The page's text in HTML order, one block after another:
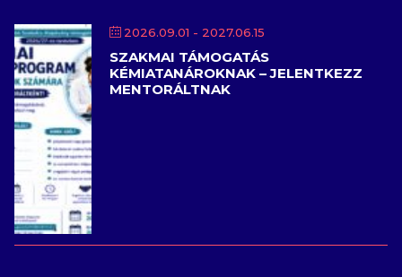
2026.09.01 - 2027.06.15
SZAKMAI TÁMOGATÁS
KÉMIATANÁROKNAK – JELENTKEZZ
MENTORÁLTNAK